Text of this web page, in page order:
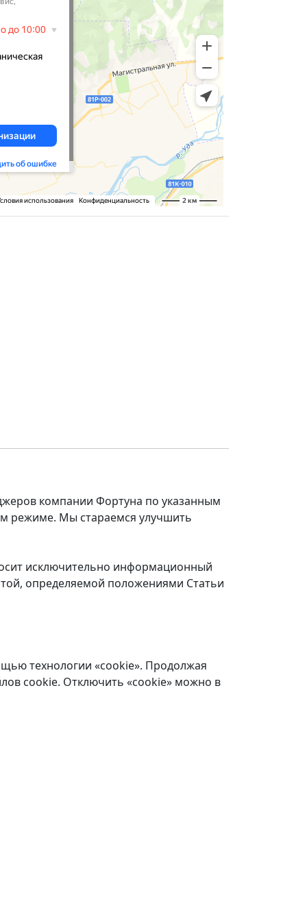
компании Фортуна по указанным
режиме. Мы стараемся улучшить
исключительно информационный
определяемой положениями Статьи
технологии «cookie». Продолжая
cookie. Отключить «cookie» можно в